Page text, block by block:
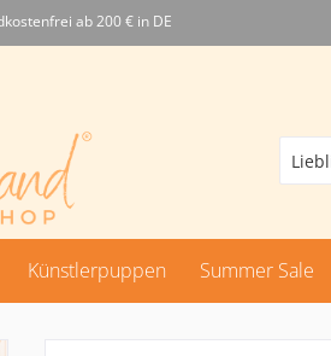
ab 200 € in DE
Künstlerpuppen Summer Sale